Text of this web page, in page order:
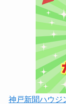
神戸新聞ハウジ